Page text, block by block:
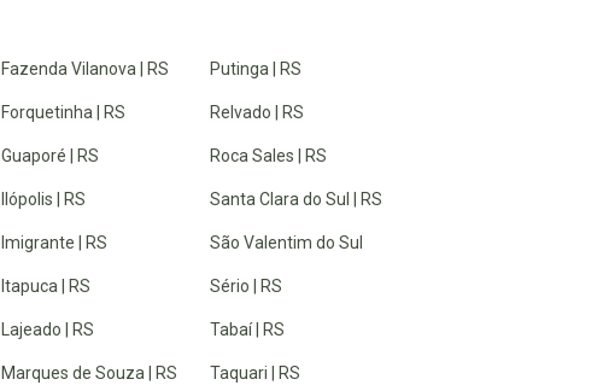
Fazenda Vilanova | RS
Forquetinha | RS
Guaporé | RS
Ilópolis | RS
Imigrante | RS
Itapuca | RS
Lajeado | RS
Marques de Souza | RS
Putinga | RS
Relvado | RS
Roca Sales | RS
Santa Clara do Sul | RS
São Valentim do Sul
Sério | RS
Tabaí | RS
Taquari | RS